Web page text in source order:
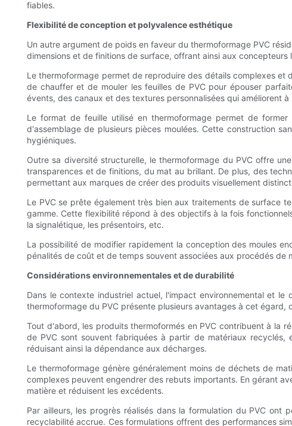
fiables.
Flexibilité de conception et polyvalence esthétique
Un autre argument de poids en faveur du thermoformage PVC
dimensions et de finitions de surface, offrant ainsi aux
Le thermoformage permet de reproduire des détails complexes et
de chauffer et de mouler les feuilles de PVC pour épouser
évents, des canaux et des textures personnalisées qui améliorent
Le format de feuille utilisé en thermoformage permet de
d'assemblage de plusieurs pièces moulées. Cette construction
hygiéniques.
Outre sa diversité structurelle, le thermoformage du PVC offre
transparences et de finitions, du mat au brillant. De plus, des
permettant aux marques de créer des produits visuellement
Le PVC se prête également très bien aux traitements de surface
gamme. Cette flexibilité répond à des objectifs à la fois
la signalétique, les présentoirs, etc.
La possibilité de modifier rapidement la conception des moules
pénalités de coût et de temps souvent associées aux procédés de
Considérations environnementales et de durabilité
Dans le contexte industriel actuel, l'impact environnemental et
thermoformage du PVC présente plusieurs avantages à cet
Tout d'abord, les produits thermoformés en PVC contribuent à la
de PVC sont souvent fabriquées à partir de matériaux
réduisant ainsi la dépendance aux décharges.
Le thermoformage génère généralement moins de déchets de
complexes peuvent engendrer des rebuts importants. En gérant
matière et réduisent les excédents.
Par ailleurs, les progrès réalisés dans la formulation du PVC
recyclabilité accrue. Ces formulations offrent des performances